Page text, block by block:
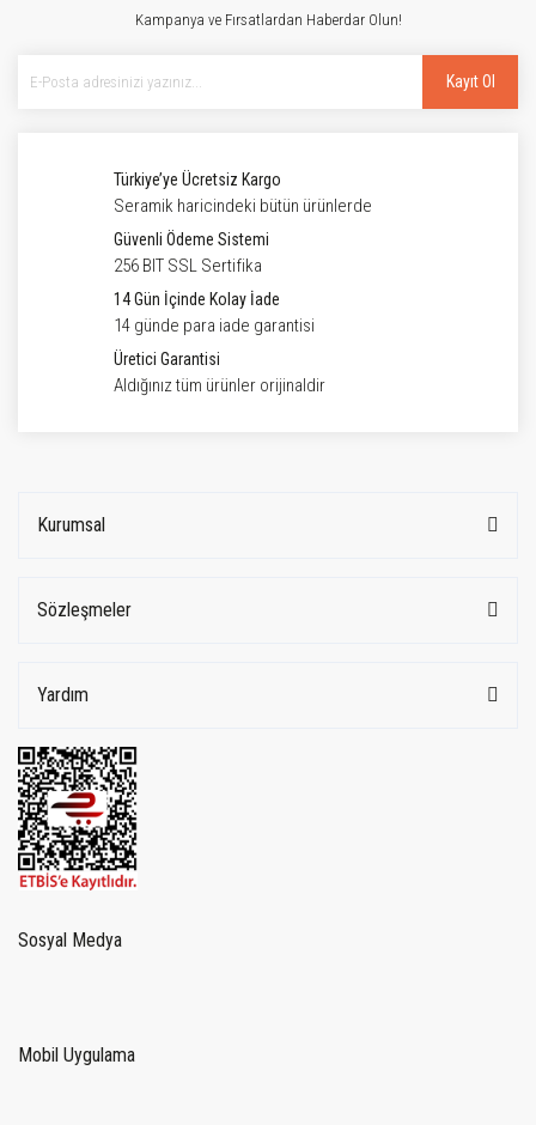
Kampanya ve Fırsatlardan Haberdar Olun!
Kayıt Ol
Türkiye’ye Ücretsiz Kargo
Seramik haricindeki bütün ürünlerde
Güvenli Ödeme Sistemi
256 BIT SSL Sertifika
14 Gün İçinde Kolay İade
14 günde para iade garantisi
Üretici Garantisi
Aldığınız tüm ürünler orijinaldir
Kurumsal
Sözleşmeler
Yardım
Sosyal Medya
Mobil Uygulama